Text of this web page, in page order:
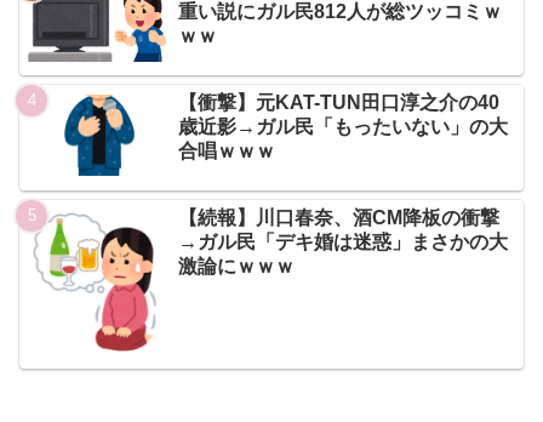
重い説にガル民812人が総ツッコミｗ
ｗｗ
【衝撃】元KAT-TUN田口淳之介の40
歳近影→ガル民「もったいない」の大
合唱ｗｗｗ
【続報】川口春奈、酒CM降板の衝撃
→ガル民「デキ婚は迷惑」まさかの大
激論にｗｗｗ